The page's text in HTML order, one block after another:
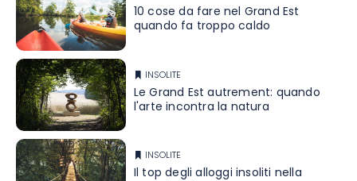
10 cose da fare nel Grand Est
quando fa troppo caldo
INSOLITE
Le Grand Est autrement: quando
l'arte incontra la natura
INSOLITE
Il top degli alloggi insoliti nella